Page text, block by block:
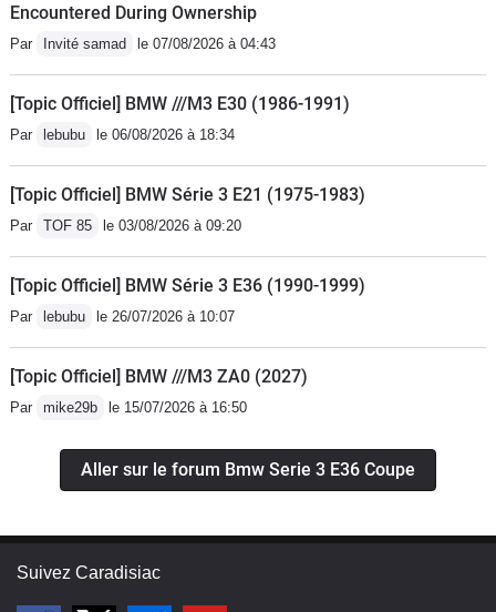
Encountered During Ownership
Par Invité samad le 07/08/2026 à 04:43
[Topic Officiel] BMW ///M3 E30 (1986-1991)
Par lebubu le 06/08/2026 à 18:34
[Topic Officiel] BMW Série 3 E21 (1975-1983)
Par TOF 85 le 03/08/2026 à 09:20
[Topic Officiel] BMW Série 3 E36 (1990-1999)
Par lebubu le 26/07/2026 à 10:07
[Topic Officiel] BMW ///M3 ZA0 (2027)
Par mike29b le 15/07/2026 à 16:50
Aller sur le forum Bmw Serie 3 E36 Coupe
Suivez Caradisiac